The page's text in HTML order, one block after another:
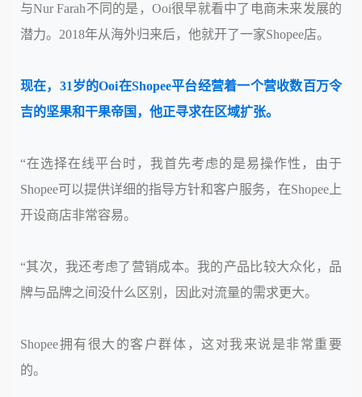
与Nur Farah不同的是，Ooi很早就看中了电商未来发展的
潜力。2018年从海外归来后，他就开了一家Shopee店。
现在，31岁的Ooi在Shopee平台经营着一个营收数百万令
吉的坚果和干果帝国，他正寻求在区域扩张。
“在选择在线平台时，我首先考虑的是易操作性，由于
Shopee可以提供详细的指导方针和客户服务，在Shopee上
开设商店非常容易。
“其次，我还考虑了营销成本。我的产品比较大众化，品
牌与品牌之间没什么区别，因此对流量的需求更大。
Shopee拥有很大的客户群体，这对我来说是非常重要
的。